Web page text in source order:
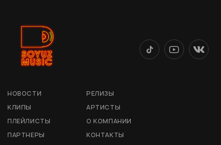
НОВОСТИ
РЕЛИЗЫ
КЛИПЫ
АРТИСТЫ
ПЛЕЙЛИСТЫ
О КОМПАНИИ
ПАРТНЕРЫ
КОНТАКТЫ